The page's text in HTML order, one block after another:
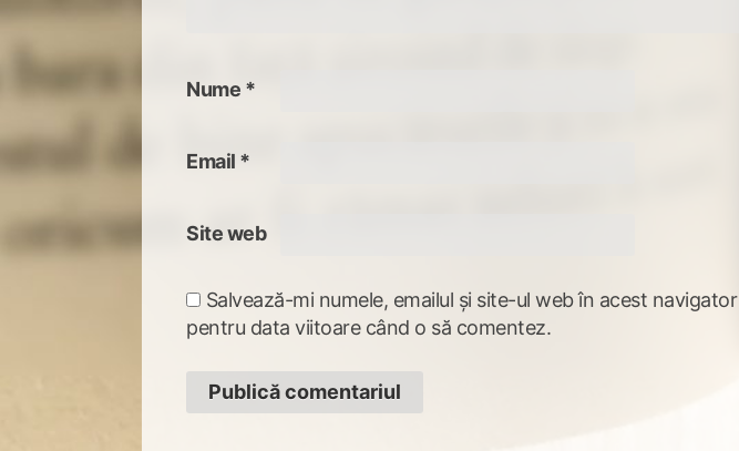
Nume *
Email *
Site web
Salvează-mi numele, emailul și site-ul web în acest navigator
pentru data viitoare când o să comentez.